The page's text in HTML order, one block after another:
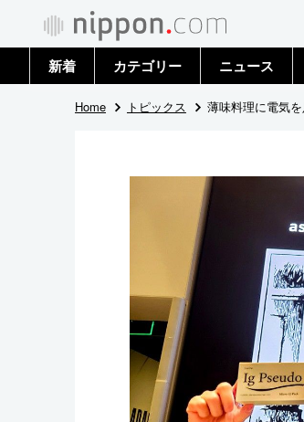
新着 カテゴリー
政治・外交
文化
科学・技術
暮らし
ニュース
トップ
Home トピックス 薄味料理に電気